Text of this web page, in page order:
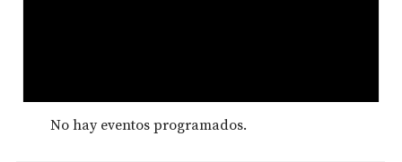
No hay eventos programados.